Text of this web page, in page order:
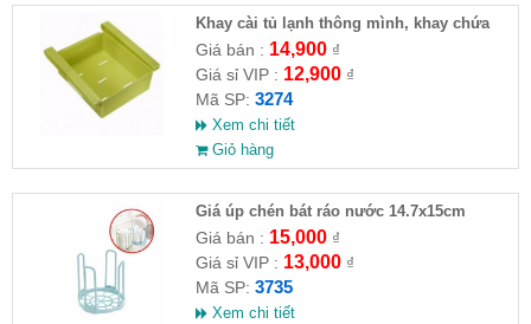
Khay cài tủ lạnh thông mình, khay chứa
đồ
Giá bán : 14,900₫
Giá sỉ VIP : 12,900₫
Mã SP: 3274
Xem chi tiết
Giỏ hàng
Giá úp chén bát ráo nước 14.7x15cm
Giá bán : 15,000₫
Giá sỉ VIP : 13,000₫
Mã SP: 3735
Xem chi tiết